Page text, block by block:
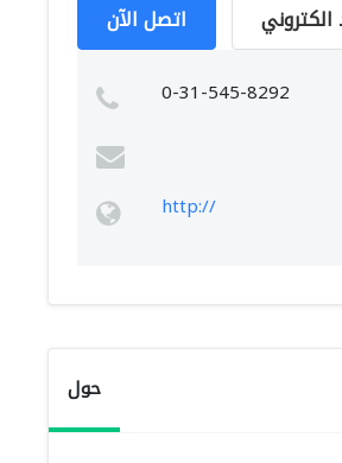
اتصل الآن الكتروني
0-31-545-8292
http://
حول